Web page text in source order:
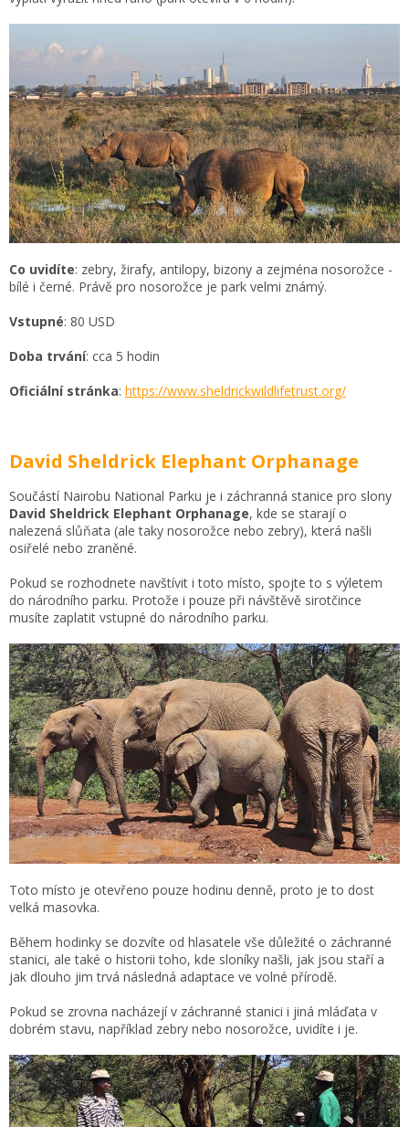
Co uvidíte: zebry, žirafy, antilopy, bizony a zejména nosorožce -
bílé i černé. Právě pro nosorožce je park velmi známý.
Vstupné: 80 USD
Doba trvání: cca 5 hodin
Oficiální stránka: https://www.sheldrickwildlifetrust.org/
David Sheldrick Elephant Orphanage
Součástí Nairobu National Parku je i záchranná stanice pro slony
David Sheldrick Elephant Orphanage, kde se starají o
nalezená slůňata (ale taky nosorožce nebo zebry), která našli
osiřelé nebo zraněné.
Pokud se rozhodnete navštívit i toto místo, spojte to s výletem
do národního parku. Protože i pouze při návštěvě sirotčince
musíte zaplatit vstupné do národního parku.
Toto místo je otevřeno pouze hodinu denně, proto je to dost
velká masovka.
Během hodinky se dozvíte od hlasatele vše důležité o záchranné
stanici, ale také o historii toho, kde sloníky našli, jak jsou staří a
jak dlouho jim trvá následná adaptace ve volné přírodě.
Pokud se zrovna nacházejí v záchranné stanici i jiná mláďata v
dobrém stavu, například zebry nebo nosorožce, uvidíte i je.